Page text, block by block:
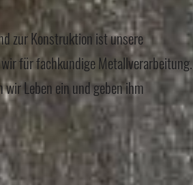
zur Konstruktion ist unsere
für fachkundige Metallverarbeitung.
Leben ein und geben ihm